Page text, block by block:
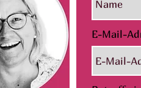
Toller
über
und das
E-Mail-